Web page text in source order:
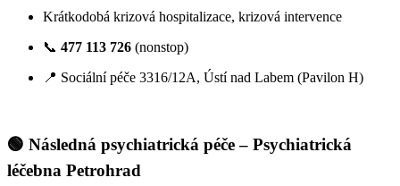
Krátkodobá krizová hospitalizace, krizová intervence
📞 477 113 726 (nonstop)
📍 Sociální péče 3316/12A, Ústí nad Labem (Pavilon H)
🟢 Následná psychiatrická péče – Psychiatrická
léčebna Petrohrad